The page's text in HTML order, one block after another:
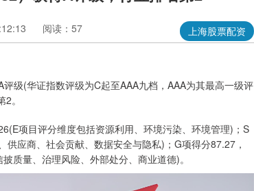
上海股票配资
阅读：57
级(华证指数评级为C起至AAA九档，AAA为其最高一级评
。
项目评分维度包括资源利用、环境污染、环境管理)；S
应商、社会贡献、数据安全与隐私)；G项得分87.27，
质量、治理风险、外部处分、商业道德)。